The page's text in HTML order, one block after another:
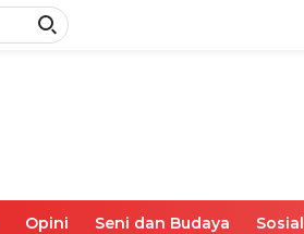
Opini Seni dan Budaya Sosial